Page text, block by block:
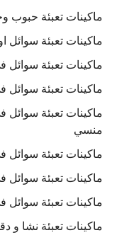
ماكينات تعبئة حبوب
ماكينات تعبئة سوائل
ماكينات تعبئة سوائل
ماكينات تعبئة سوائل
منسي
ماكينات تعبئة سوائل
ماكينات تعبئة
ماكينات تعبئة
ماكينات تعبئة نشا و